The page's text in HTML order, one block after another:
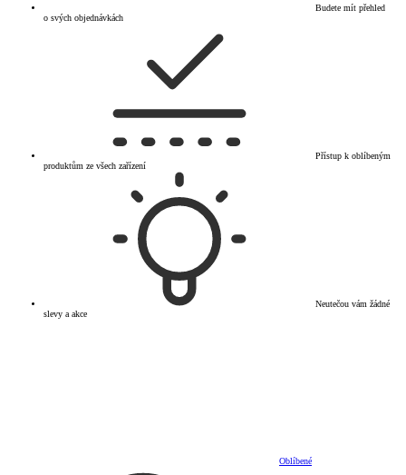
Budete mít přehled
o svých objednávkách
Přístup k oblíbeným
produktům ze všech zařízení
Neutečou vám žádné
slevy a akce
Oblíbené